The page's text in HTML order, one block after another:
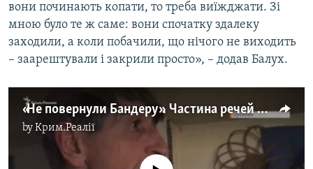
вони починають копати, то треба виїжджати. Зі
мною було те ж саме: вони спочатку здалеку
заходили, а коли побачили, що нічого не виходить
– заарештували і закрили просто», – додав Балух.
«Не повернули Бандеру». Частина речей Олега Приходька все ще у ФСБ (відео)
byКрим.Реалії
No media source currently available